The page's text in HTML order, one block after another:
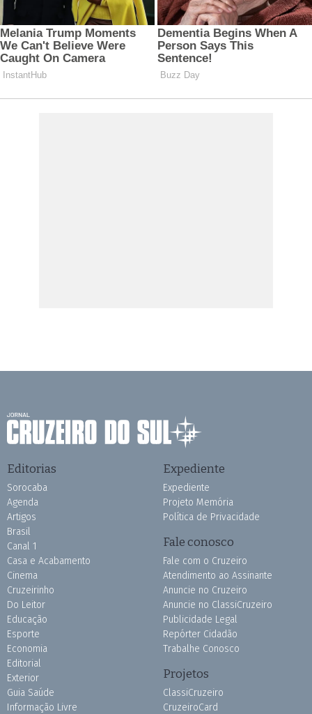
Editorias
Sorocaba
Agenda
Artigos
Brasil
Canal 1
Casa e Acabamento
Cinema
Cruzeirinho
Do Leitor
Educação
Esporte
Economia
Editorial
Exterior
Guia Saúde
Informação Livre
Expediente
Expediente
Projeto Memória
Política de Privacidade
Fale conosco
Fale com o Cruzeiro
Atendimento ao Assinante
Anuncie no Cruzeiro
Anuncie no ClassiCruzeiro
Publicidade Legal
Repórter Cidadão
Trabalhe Conosco
Projetos
ClassiCruzeiro
CruzeiroCard